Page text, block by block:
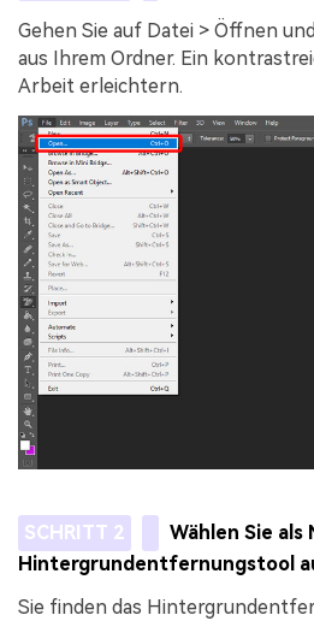
Gehen Sie auf Datei > Öffnen
aus Ihrem Ordner. Ein
Arbeit erleichtern.
SCHRITT 2
Wählen Sie als
Hintergrundentfernungstool
Sie finden das